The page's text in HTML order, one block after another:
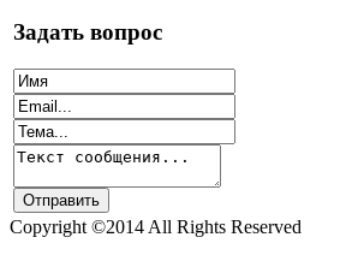
Задать вопрос
Copyright ©2014 All Rights Reserved